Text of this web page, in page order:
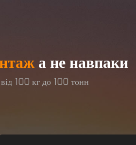
а не навпаки
100 кг до 100 тонн